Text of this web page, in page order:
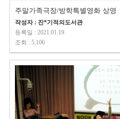
주말가족극장/방학특별영화 상영
작성자 : 진*기적의도서관
등록일 : 2021.01.19
조회 : 5,106